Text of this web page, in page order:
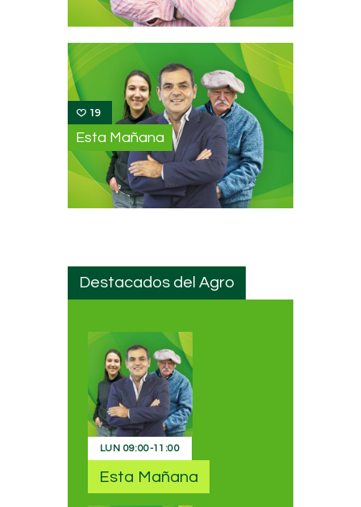
19
Esta Mañana
Destacados del Agro
LUN 09:00-11:00
Esta Mañana